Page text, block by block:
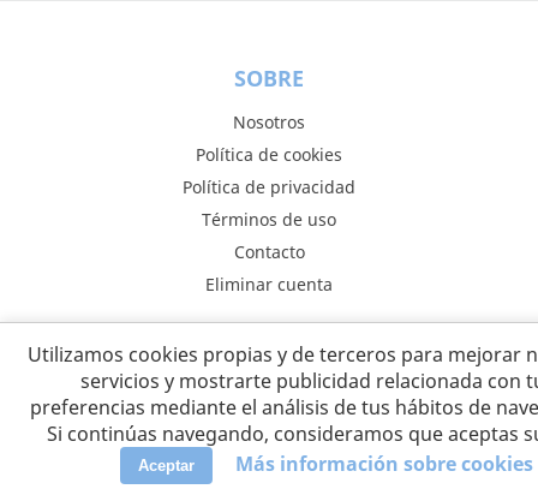
SOBRE
Nosotros
Política de cookies
Política de privacidad
Términos de uso
Contacto
Eliminar cuenta
DESCUBRIR
Ayuda
Padres expertos
Aplicación móvil
Utilizamos cookies propias y de terceros para mejorar
servicios y mostrarte publicidad relacionada con
preferencias mediante el análisis de tus hábitos de
Si continúas navegando, consideramos que aceptas
Aceptar Más información sobre cookies